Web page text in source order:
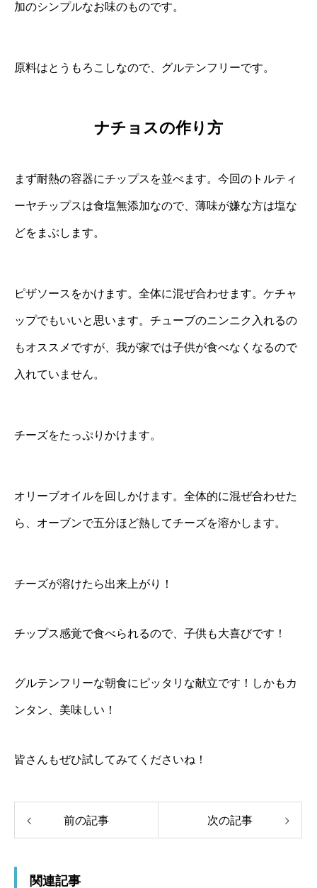
加のシンプルなお味のものです。
原料はとうもろこしなので、グルテンフリーです。
ナチョスの作り方
まず耐熱の容器にチップスを並べます。今回のトルティ
ーヤチップスは食塩無添加なので、薄味が嫌な方は塩な
どをまぶします。
ピザソースをかけます。全体に混ぜ合わせます。ケチャ
ップでもいいと思います。チューブのニンニク入れるの
もオススメですが、我が家では子供が食べなくなるので
入れていません。
チーズをたっぷりかけます。
オリーブオイルを回しかけます。全体的に混ぜ合わせた
ら、オーブンで五分ほど熱してチーズを溶かします。
チーズが溶けたら出来上がり！
チップス感覚で食べられるので、子供も大喜びです！
グルテンフリーな朝食にピッタリな献立です！しかもカ
ンタン、美味しい！
皆さんもぜひ試してみてくださいね！
前の記事 次の記事
関連記事